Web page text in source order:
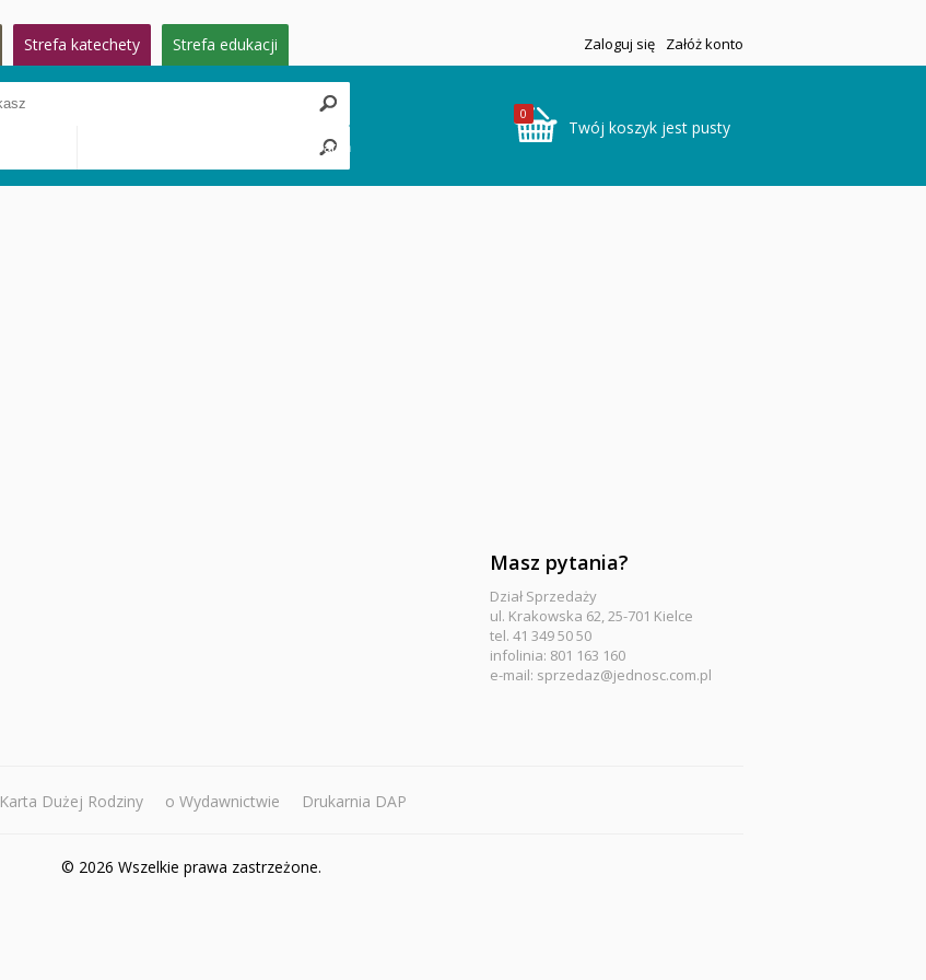
Strefa katechety Strefa edukacji Zaloguj się Załóż konto
Search
0
Twój koszyk jest pusty
Masz pytania?
Dział Sprzedaży
ul. Krakowska 62, 25-701 Kielce
tel. 41 349 50 50
infolinia: 801 163 160
e-mail: sprzedaz@jednosc.com.pl
Karta Dużej Rodziny o Wydawnictwie Drukarnia DAP
© 2026 Wszelkie prawa zastrzeżone.